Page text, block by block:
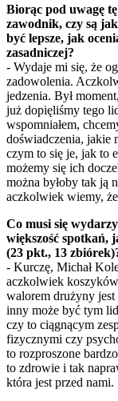
Biorąc pod uwagę
zawodnik, czy są
być lepsze, jak
zasadniczej?
- Wydaje mi się, że
zadowolenia.
jedzenia. Był
już dopięliśmy tego
wspomniałem,
doświadczenia, jakie
czym to się je, jak to
możemy się ich
można byłoby tak ją
aczkolwiek wiemy,
Co musi się
większość spotkań,
(23 pkt., 13
- Kurczę, Michał
aczkolwiek
walorem drużyny
inny może być tym
czy to ciągnącym
fizycznymi czy
to rozproszone
to zdrowie i tak
która jest przed nami.